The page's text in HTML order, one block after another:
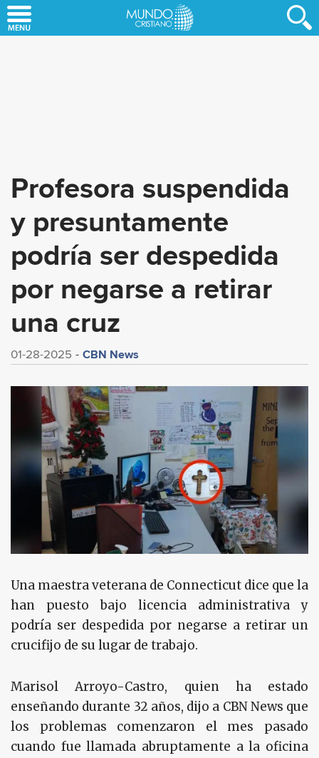
to
Profesora suspendida
y presuntamente
podría ser despedida
por negarse a retirar
una cruz
01-28-2025 CBN News
Una maestra veterana de Connecticut dice que la
han puesto bajo licencia administrativa y
podría ser despedida por negarse a retirar un
crucifijo de su lugar de trabajo.
Marisol Arroyo-Castro, quien ha estado
enseñando durante 32 años, dijo a CBN News que
los problemas comenzaron el mes pasado
cuando fue llamada abruptamente a la oficina